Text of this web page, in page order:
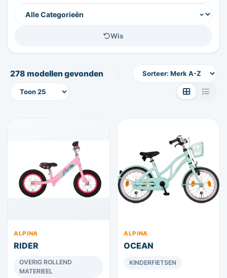
Wis
278 modellen gevonden
ALPINA
RIDER
OVERIG ROLLEND
MATERIEEL
ALPINA
OCEAN
KINDERFIETSEN